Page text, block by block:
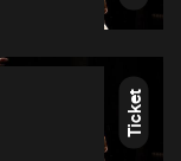
Ticket